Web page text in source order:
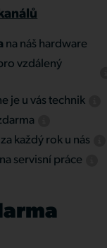
na náš hardware
vzdálený
je u vás technik
každý rok u nás
servisní práce